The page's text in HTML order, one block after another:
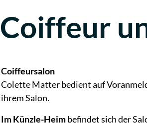
Coiffeur
Coiffeursalon
Colette Matter bedient auf
ihrem Salon.
Im Künzle-Heimbefindet sich der
Zugehörige